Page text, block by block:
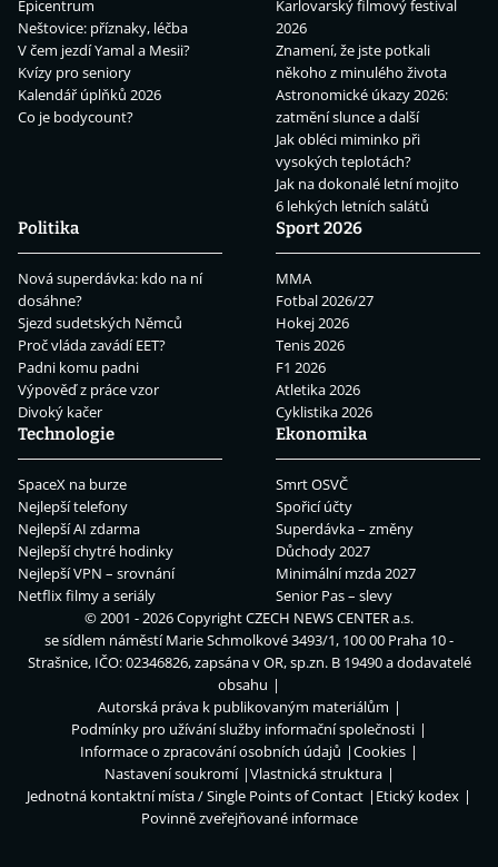
Epicentrum
Neštovice: příznaky, léčba
V čem jezdí Yamal a Mesii?
Kvízy pro seniory
Kalendář úplňků 2026
Co je bodycount?
Karlovarský filmový festival
2026
Znamení, že jste potkali
někoho z minulého života
Astronomické úkazy 2026:
zatmění slunce a další
Jak obléci miminko při
vysokých teplotách?
Jak na dokonalé letní mojito
6 lehkých letních salátů
Politika
Nová superdávka: kdo na ní
dosáhne?
Sjezd sudetských Němců
Proč vláda zavádí EET?
Padni komu padni
Výpověď z práce vzor
Divoký kačer
Sport 2026
MMA
Fotbal 2026/27
Hokej 2026
Tenis 2026
F1 2026
Atletika 2026
Cyklistika 2026
Technologie
SpaceX na burze
Nejlepší telefony
Nejlepší AI zdarma
Nejlepší chytré hodinky
Nejlepší VPN – srovnání
Netflix filmy a seriály
Ekonomika
Smrt OSVČ
Spořicí účty
Superdávka – změny
Důchody 2027
Minimální mzda 2027
Senior Pas – slevy
© 2001 - 2026 CopyrightCZECH NEWS CENTER a.s.
se sídlem náměstí Marie Schmolkové 3493/1, 100 00 Praha 10 -
Strašnice, IČO: 02346826, zapsána v OR, sp.zn. B 19490 a dodavatelé
obsahu
Autorská práva k publikovaným materiálům
Podmínky pro užívání služby informační společnosti
Informace o zpracování osobních údajů
Cookies
Nastavení soukromí
Vlastnická struktura
Jednotná kontaktní místa / Single Points of Contact
Etický kodex
Povinně zveřejňované informace